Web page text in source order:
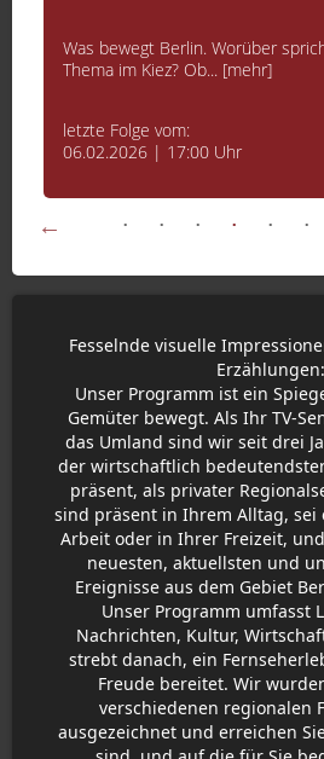
Was bewegt Berlin. Worüber
Thema im Kiez? Ob... [mehr]
letzte Folge vom:
06.02.2026 | 17:00 Uhr
Fesselnde visuelle
Erzählungen:
Unser Programm ist ein
Gemüter bewegt. Als Ihr TV-
das Umland sind wir seit drei
der wirtschaftlich
präsent, als privater
sind präsent in Ihrem Alltag, sei
Arbeit oder in Ihrer Freizeit,
neuesten, aktuellsten und
Ereignisse aus dem Gebiet
Unser Programm umfasst
Nachrichten, Kultur,
strebt danach, ein
Freude bereitet. Wir
verschiedenen regionalen
ausgezeichnet und erreichen